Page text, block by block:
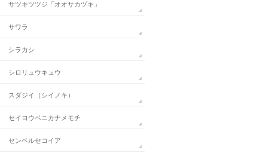
サツキツツジ「オオサカヅキ」
サワラ
シラカシ
シロリュウキュウ
スダジイ（シイノキ）
セイヨウベニカナメモチ
センペルセコイア